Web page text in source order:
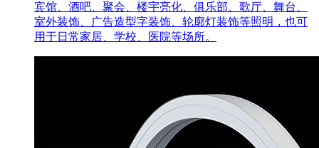
宾馆、酒吧、聚会、楼宇亮化、俱乐部、歌厅、舞台、
室外装饰、广告造型字装饰、轮廓灯装饰等照明，也可
用于日常家居、学校、医院等场所。